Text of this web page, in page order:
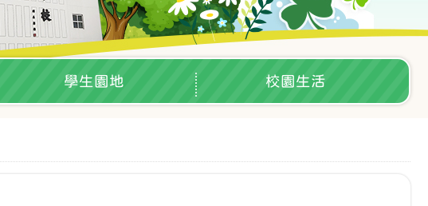
學生園地 校園生活